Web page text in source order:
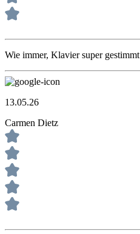
Wie immer, Klavier super gestimmt
13.05.26
Carmen Dietz